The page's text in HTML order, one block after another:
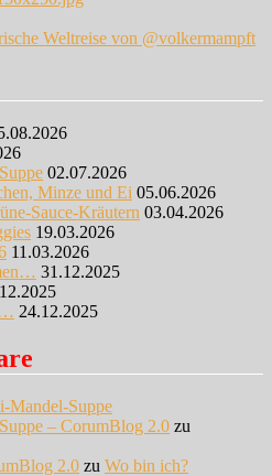
02.07.2026
Minze und Ei 05.06.2026
Sauce-Kräutern 03.04.2026
19.03.2026
11.03.2026
31.12.2025
… 24.12.2025
Mandel-Suppe
– CorumBlog 2.0 zu
2.0 zu Wo bin ich?